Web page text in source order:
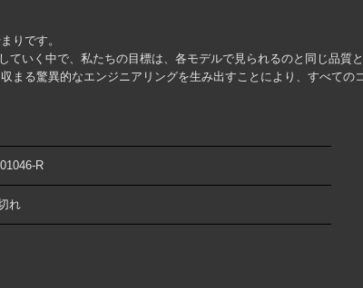
りです。
ていく中で、私たちの目標は、各モデルで見られるのと同じ品質
まる驚異的なエンジニアリングを生み出すことにより、すべての
R
れ